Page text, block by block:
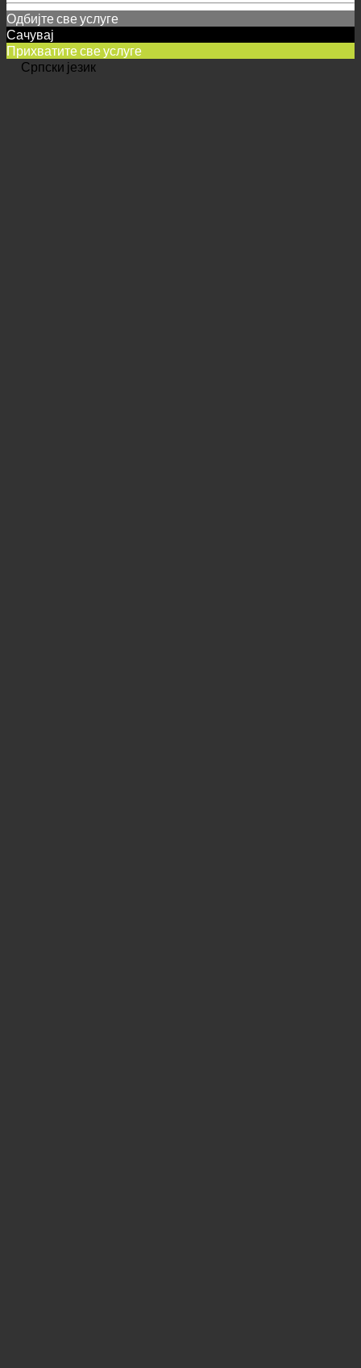
Одбијте све услуге
Сачувај
Прихватите све услуге
Српски језик